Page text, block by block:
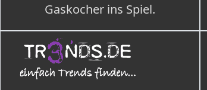
Gaskocher ins Spiel.